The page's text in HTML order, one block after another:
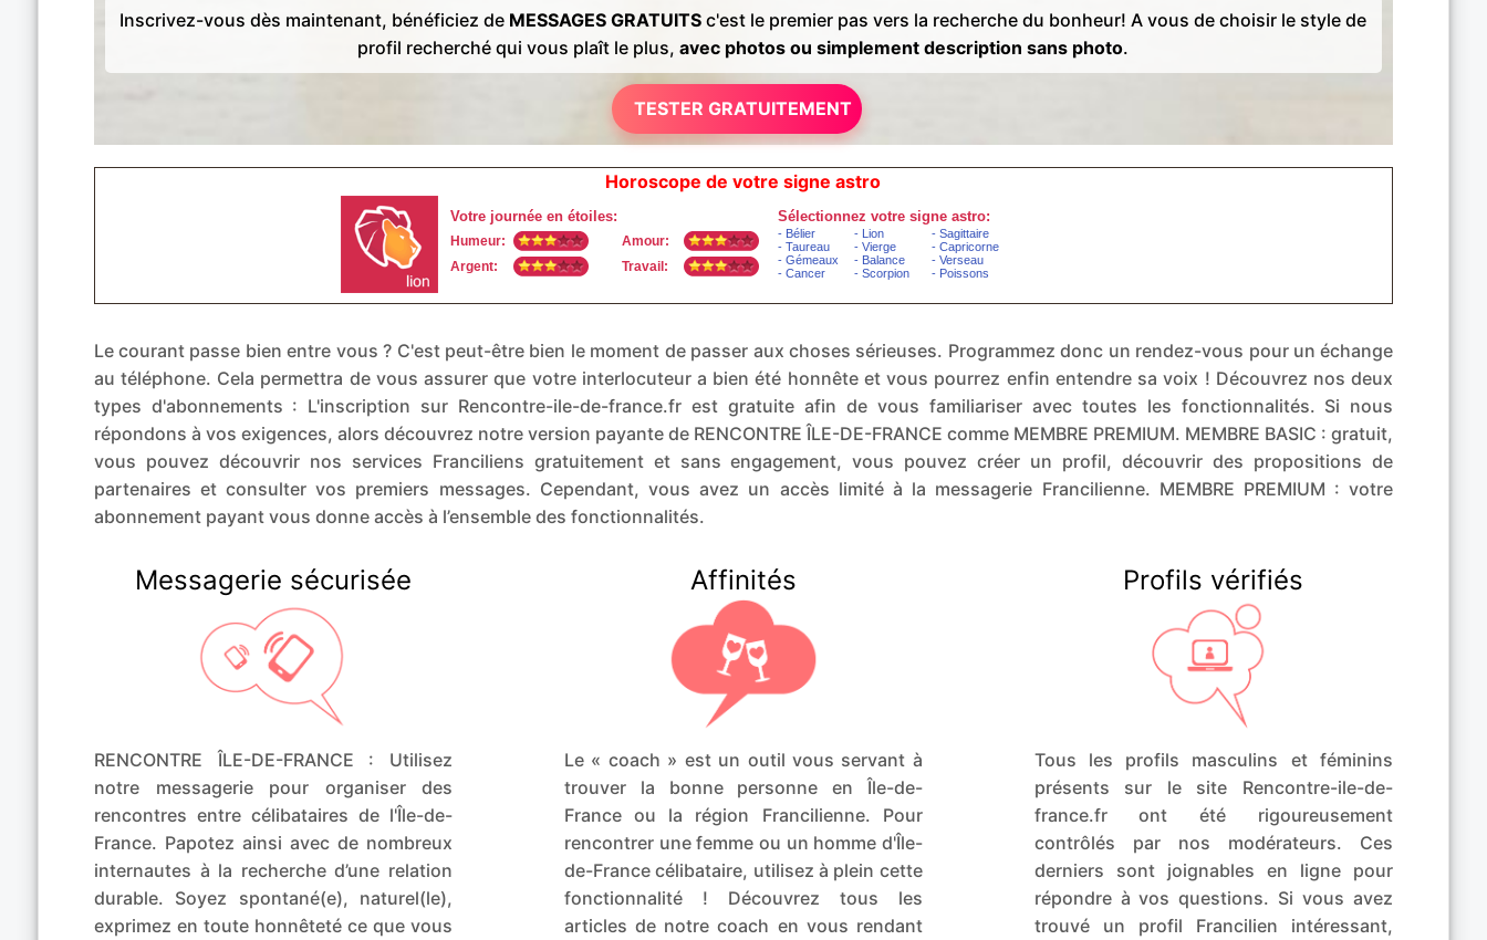
Inscrivez-vous dès maintenant, bénéficiez de MESSAGES GRATUITS c'est le premier pas vers la recherche du bonheur! A vous de choisir le style de
profil recherché qui vous plaît le plus,avec photos ou simplement description sans photo.
TESTER GRATUITEMENT
Horoscope de votre signe astro
Le courant passe bien entre vous ? C'est peut-être bien le moment de passer aux choses sérieuses. Programmez donc un rendez-vous pour un échange
au téléphone. Cela permettra de vous assurer que votre interlocuteur a bien été honnête et vous pourrez enfin entendre sa voix ! Découvrez nos deux
types d'abonnements : L'inscription sur Rencontre-ile-de-france.fr est gratuite afin de vous familiariser avec toutes les fonctionnalités. Si nous
répondons à vos exigences, alors découvrez notre version payante de RENCONTRE ÎLE-DE-FRANCE comme MEMBRE PREMIUM. MEMBRE BASIC : gratuit,
vous pouvez découvrir nos services Franciliens gratuitement et sans engagement, vous pouvez créer un profil, découvrir des propositions de
partenaires et consulter vos premiers messages. Cependant, vous avez un accès limité à la messagerie Francilienne. MEMBRE PREMIUM : votre
abonnement payant vous donne accès à l’ensemble des fonctionnalités.
Messagerie sécurisée
RENCONTRE ÎLE-DE-FRANCE : Utilisez
notre messagerie pour organiser des
rencontres entre célibataires de l'Île-de-
France. Papotez ainsi avec de nombreux
internautes à la recherche d’une relation
durable. Soyez spontané(e), naturel(le),
exprimez en toute honnêteté ce que vous
Affinités
Le « coach » est un outil vous servant à
trouver la bonne personne en Île-de-
France ou la région Francilienne. Pour
rencontrer une femme ou un homme d'Île-
de-France célibataire, utilisez à plein cette
fonctionnalité ! Découvrez tous les
articles de notre coach en vous rendant
Profils vérifiés
Tous les profils masculins et féminins
présents sur le site Rencontre-ile-de-
france.fr ont été rigoureusement
contrôlés par nos modérateurs. Ces
derniers sont joignables en ligne pour
répondre à vos questions. Si vous avez
trouvé un profil Francilien intéressant,